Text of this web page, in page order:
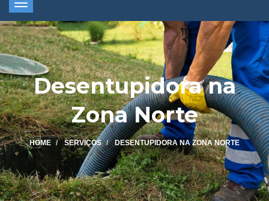
Toggle
navigation
Desentupidora na
Zona Norte
HOME SERVIÇOS DESENTUPIDORA NA ZONA NORTE